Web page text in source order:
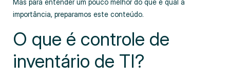
Mas para entender um pouco melhor do que é qual a
importância, preparamos este conteúdo.
O que é controle de
inventário de TI?